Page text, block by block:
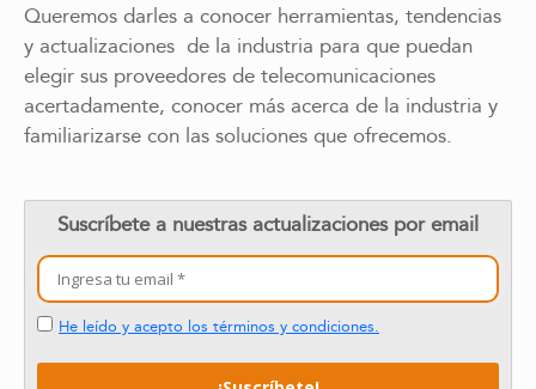
Queremos darles a conocer herramientas, tendencias
y actualizaciones de la industria para que puedan
elegir sus proveedores de telecomunicaciones
acertadamente, conocer más acerca de la industria y
familiarizarse con las soluciones que ofrecemos.
Suscríbete a nuestras actualizaciones por email
He leído y acepto los términos y condiciones.